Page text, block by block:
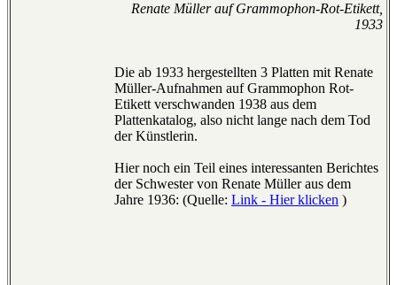
Renate Müller auf Grammophon-Rot-Etikett,
1933
Die ab 1933 hergestellten 3 Platten mit Renate
Müller-Aufnahmen auf Grammophon Rot-
Etikett verschwanden 1938 aus dem
Plattenkatalog, also nicht lange nach dem Tod
der Künstlerin.
Hier noch ein Teil eines interessanten Berichtes
der Schwester von Renate Müller aus dem
Jahre 1936: (Quelle: Link - Hier klicken )